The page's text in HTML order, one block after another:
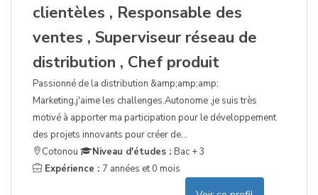
clientèles , Responsable des
ventes , Superviseur réseau de
distribution , Chef produit
Passionné de la distribution &amp;amp;amp;
Marketing,j'aime les challenges.Autonome ,je suis très
motivé à apporter ma participation pour le développement
des projets innovants pour créer de...
Cotonou
Niveau d'études : Bac + 3
Expérience : 7 années et 0 mois